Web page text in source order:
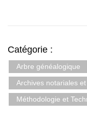
Catégorie :
Arbre généalogique
Archives notariales
Méthodologie et